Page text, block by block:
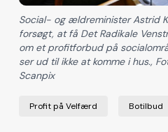
Profit på Velfærd Botilbud
Social- og ældreminister Astrid
forsøgt, at få Det Radikale
om et profitforbud på
ser ud til ikke at komme i hus.,
Scanpix